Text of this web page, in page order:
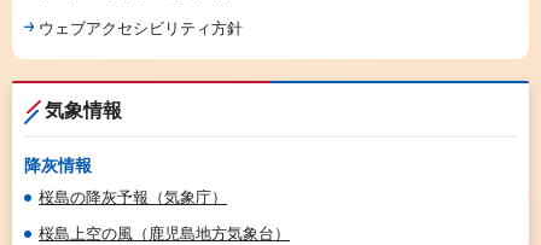
ウェブアクセシビリティ方針
気象情報
降灰情報
桜島の降灰予報（気象庁）
桜島上空の風（鹿児島地方気象台）